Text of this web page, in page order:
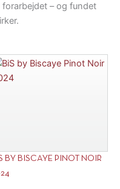
forarbejdet – og fundet
BY BISCAYE PINOT NOIR